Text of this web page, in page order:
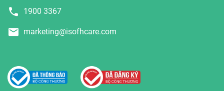
1900 3367
marketing@isofhcare.com